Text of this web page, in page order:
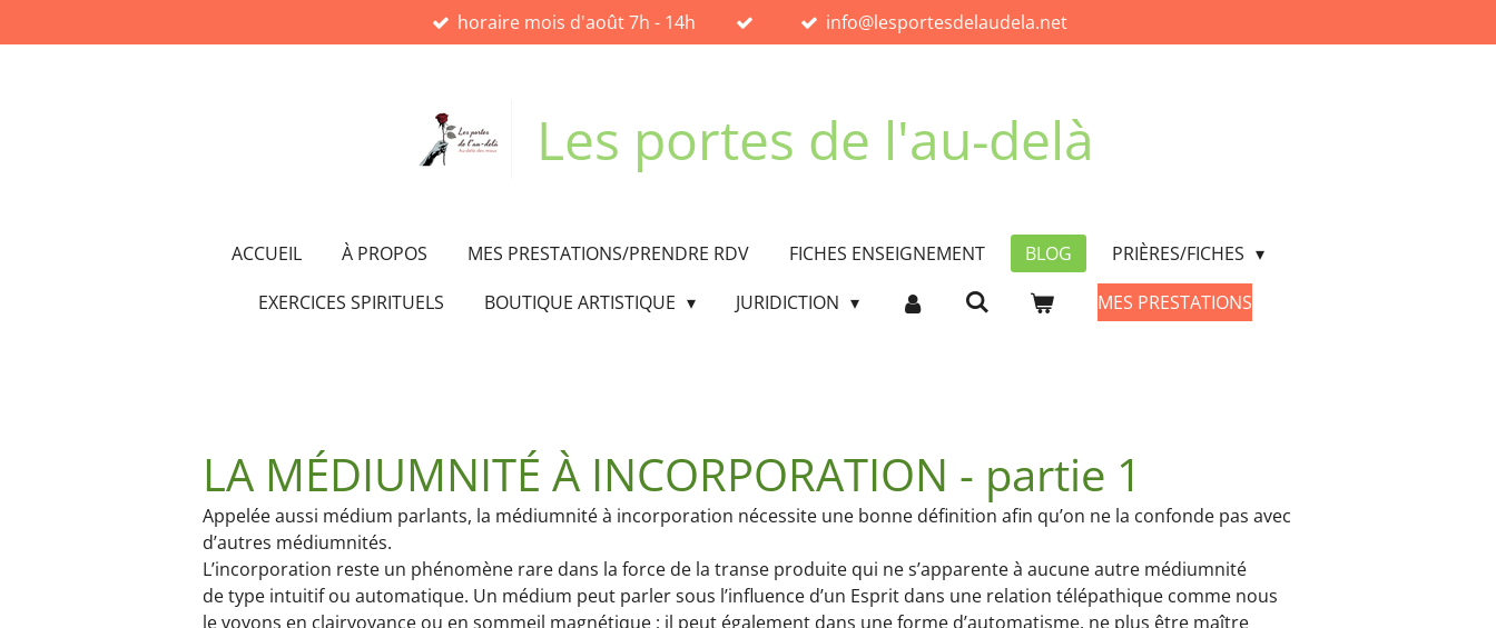
au
horaire mois d'août 7h - 14h info@lesportesdelaudela.net
Les portes de l'au-delà
ACCUEIL À PROPOS MES PRESTATIONS/PRENDRE RDV FICHES ENSEIGNEMENT BLOG
PRIÈRES/FICHES
EXERCICES SPIRITUELS
BOUTIQUE ARTISTIQUE JURIDICTION MES PRESTATIONS
LA MÉDIUMNITÉ À INCORPORATION - partie 1
Appelée aussi médium parlants, la médiumnité à incorporation nécessite une bonne définition afin qu’on ne la confonde pas avec
d’autres médiumnités.
L’incorporation reste un phénomène rare dans la force de la transe produite qui ne s’apparente à aucune autre médiumnité
de type intuitif ou automatique. Un médium peut parler sous l’influence d’un Esprit dans une relation télépathique comme nous
le voyons en clairvoyance ou en sommeil magnétique ; il peut également dans une forme d’automatisme, ne plus être maître